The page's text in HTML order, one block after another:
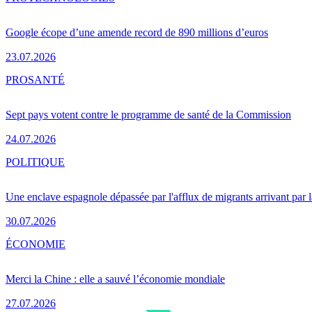
Google écope d’une amende record de 890 millions d’euros
23.07.2026
Sept pays votent contre le programme de santé de la Commission
24.07.2026
PROSANTÉ
Une enclave espagnole dépassée par l'afflux de migrants arrivant par
30.07.2026
POLITIQUE
Merci la Chine : elle a sauvé l’économie mondiale
27.07.2026
ÉCONOMIE